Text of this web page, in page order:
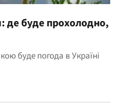
де буде прохолодно,
буде погода в Україні